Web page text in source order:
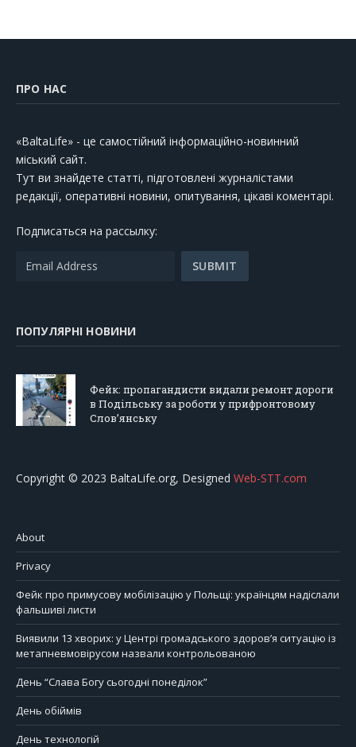
ПРО НАС
«BaltaLife» - це самостійний інформаційно-новинний
міський сайт.
Тут ви знайдете статті, підготовлені журналістами
редакції, оперативні новини, опитування, цікаві коментарі.
Подписаться на рассылку:
ПОПУЛЯРНІ НОВИНИ
Фейк: пропагандисти видали ремонт дороги
в Подільську за роботи у прифронтовому
Слов’янську
Copyright © 2023 BaltaLife.org, Designed Web-STT.com
About
Privacy
Фейк про примусову мобілізацію у Польщі: українцям надіслали
фальшиві листи
Виявили 13 хворих: у Центрі громадського здоров’я ситуацію із
метапневмовірусом назвали контрольованою
День “Слава Богу сьогодні понеділок”
День обіймів
День технологій